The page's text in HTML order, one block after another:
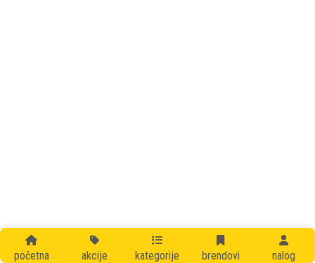
početna akcije kategorije brendovi nalog